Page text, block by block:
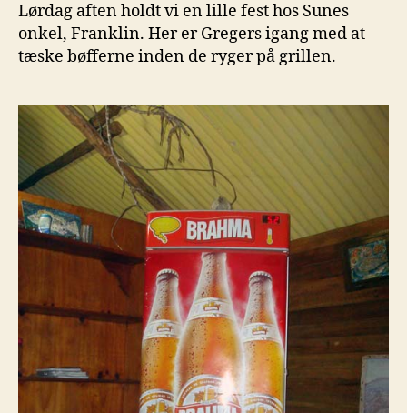
Lørdag aften holdt vi en lille fest hos Sunes
onkel, Franklin. Her er Gregers igang med at
tæske bøfferne inden de ryger på grillen.